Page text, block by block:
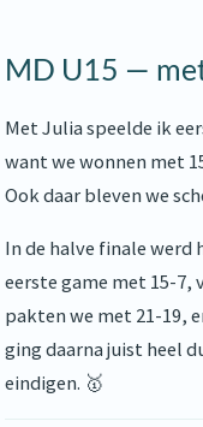
MD U15 —
Met Julia speelde ik
want we wonnen met
Ook daar bleven we
In de halve finale werd
eerste game met 15-7,
pakten we met 21-19,
ging daarna juist heel
eindigen. 🥇